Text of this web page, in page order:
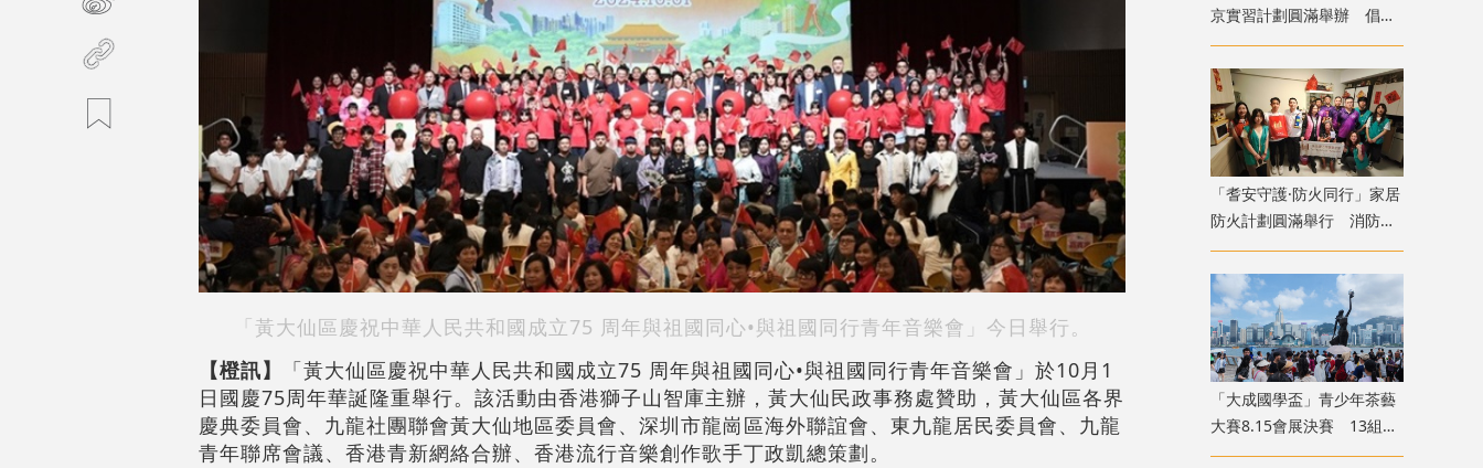
「黃大仙區慶祝中華人民共和國成立75 周年與祖國同心•與祖國同行青年音樂會」今日舉行。
【橙訊】
「黃大仙區慶祝中華人民共和國成立75 周年與祖國同心•與祖國同行青年音樂會」於10月1
日國慶75周年華誕隆重舉行。該活動由香港獅子山智庫主辦，黃大仙民政事務處贊助，黃大仙區各界
慶典委員會、九龍社團聯會黃大仙地區委員會、深圳市龍崗區海外聯誼會、東九龍居民委員會、九龍
青年聯席會議、香港青新網絡合辦、香港流行音樂創作歌手丁政凱總策劃。
京實習計劃圓滿舉辦 倡香
港青年融入國家廣闊舞台
「耆安守護·防火同行」家居
防火計劃圓滿舉行 消防處
義工隊為長者裝「防火三
寶」
「大成國學盃」青少年茶藝
大賽8.15會展決賽 13組兩
岸四地選手香江以茗會友